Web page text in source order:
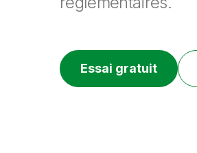
Essai gratuit